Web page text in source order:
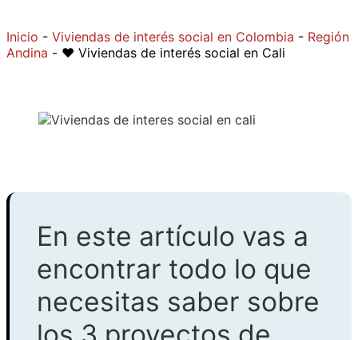
Inicio - Viviendas de interés social en Colombia - Región
Andina - ❤️ Viviendas de interés social en Cali
En este artículo vas a
encontrar todo lo que
necesitas saber sobre